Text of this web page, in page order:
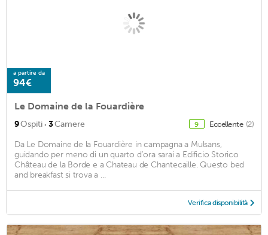
a partire da
94€
Le Domaine de la Fouardière
9Ospiti · 3Camere 9 Eccellente (2)
Da Le Domaine de la Fouardière in campagna a Mulsans,
guidando per meno di un quarto d'ora sarai a Edificio Storico
Château de la Borde e a Chateau de Chantecaille. Questo bed
and breakfast si trova a ...
Verifica disponibilità